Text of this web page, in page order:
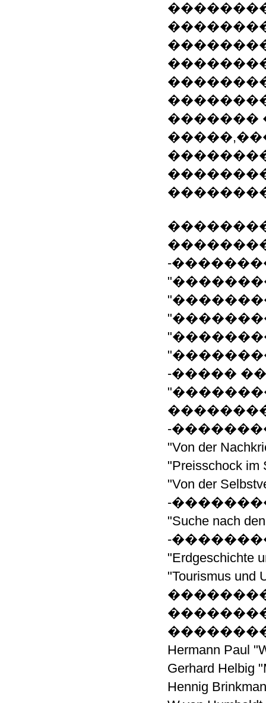
�������
-
-�����
-
"Von der
"Preisschock
"Von der
-
"Suche nach
-
"Tourismus
��������
Hermann
Gerhard
Hennig